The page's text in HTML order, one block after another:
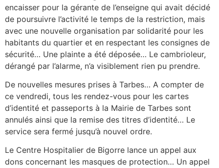
encaisser pour la gérante de l’enseigne qui avait décidé
de poursuivre l’activité le temps de la restriction, mais
avec une nouvelle organisation par solidarité pour les
habitants du quartier et en respectant les consignes de
sécurité… Une plainte a été déposée… Le cambrioleur,
dérangé par l’alarme, n’a visiblement rien pu prendre.
De nouvelles mesures prises à Tarbes… A compter de
ce vendredi, tous les rendez-vous pour les cartes
d’identité et passeports à la Mairie de Tarbes sont
annulés ainsi que la remise des titres d’identité… Le
service sera fermé jusqu’à nouvel ordre.
Le Centre Hospitalier de Bigorre lance un appel aux
dons concernant les masques de protection… Un appel